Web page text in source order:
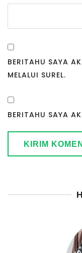
BERITAHU SAYA
MELALUI SUREL.
BERITAHU SAYA